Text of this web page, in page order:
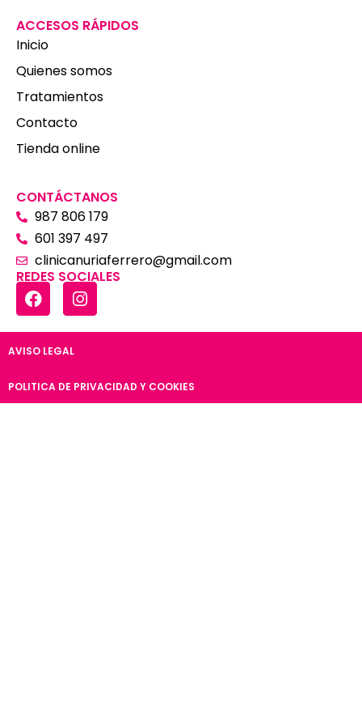
ACCESOS RÁPIDOS
Inicio
Quienes somos
Tratamientos
Contacto
Tienda online
CONTÁCTANOS
987 806 179
601 397 497
clinicanuriaferrero@gmail.com
REDES SOCIALES
AVISO LEGAL
POLITICA DE PRIVACIDAD Y COOKIES